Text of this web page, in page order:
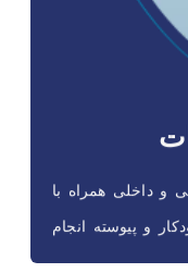
و داخلی همراه با
و پیوسته انجام
هست که جهت نظارت
قرار میگیرد